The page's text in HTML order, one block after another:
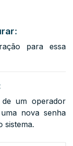
para essa
um operador
nova senha
sistema.